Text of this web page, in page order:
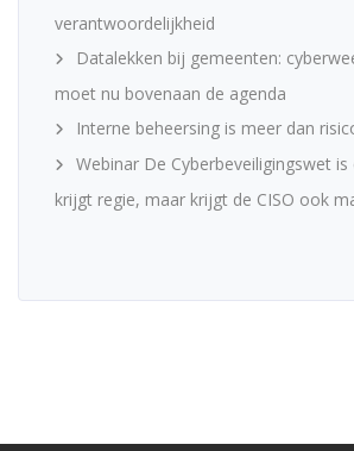
verantwoordelijkheid
Datalekken bij gemeenten:
moet nu bovenaan de agenda
Interne beheersing is meer dan
Webinar De Cyberbeveiligingswet is
krijgt regie, maar krijgt de CISO ook